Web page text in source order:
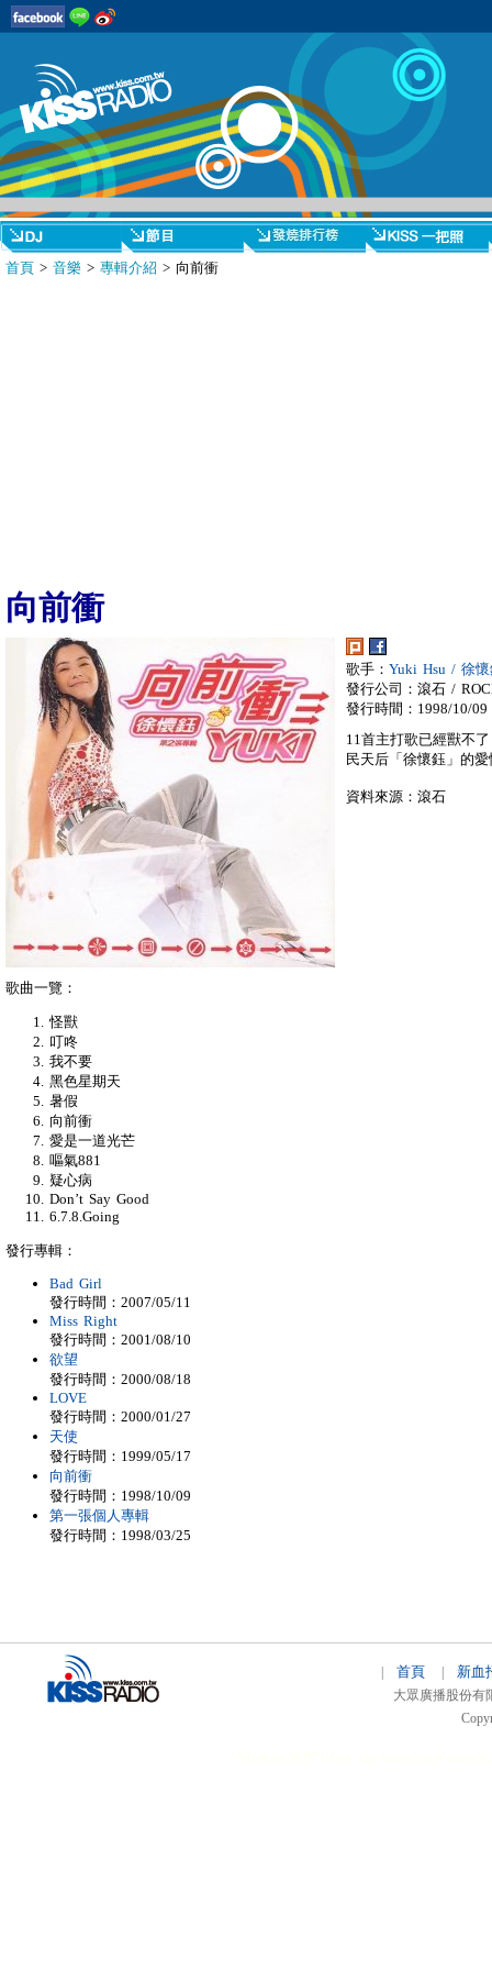
首頁 > 音樂 > 專輯介紹 > 向前衝
向前衝
歌手： Yuki Hsu / 徐懷
發行公司：滾石 /
發行時間：1998/10/09
11首主打歌已經獸不
民天后「徐懷鈺」的
資料來源：滾石
歌曲一覽：
怪獸
叮咚
我不要
黑色星期天
暑假
向前衝
愛是一道光芒
嘔氣881
疑心病
Don’t Say Good
6.7.8.Going
發行專輯：
Bad Girl
發行時間：2007/05/11
Miss Right
發行時間：2001/08/10
欲望
發行時間：2000/08/18
LOVE
發行時間：2000/01/27
天使
發行時間：1999/05/17
向前衝
發行時間：1998/10/09
第一張個人專輯
發行時間：1998/03/25
首頁 新血
大眾廣播股份有